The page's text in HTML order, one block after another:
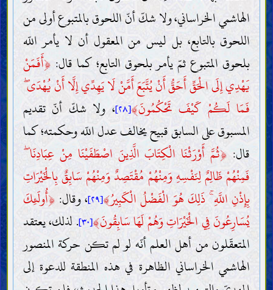
الهاشمي الخراساني، ولا شكّ أنّ اللحوق بالمتبوع أولى من
اللحوق بالتابع، بل ليس من المعقول أن لا يأمر اللّه
بلحوق المتبوع ثمّ يأمر بلحوق التابع؛ كما قال: ﴿أَفَمَنْ
يَهْدِي إِلَى الْحَقِّ أَحَقُّ أَنْ يُتَّبَعَ أَمَّنْ لَا يَهِدِّي إِلَّا أَنْ يُهْدَى ۖ
فَمَا لَكُمْ كَيْفَ تَحْكُمُونَ﴾[٢٨]
، ولا شكّ أنّ تقديم
المسبوق على السابق قبيح يخالف عدل اللّه وحكمته؛ كما
قال: ﴿ثُمَّ أَوْرَثْنَا الْكِتَابَ الَّذِينَ اصْطَفَيْنَا مِنْ عِبَادِنَا ۖ
فَمِنْهُمْ ظَالِمٌ لِنَفْسِهِ وَمِنْهُمْ مُقْتَصِدٌ وَمِنْهُمْ سَابِقٌ بِالْخَيْرَاتِ
بِإِذْنِ اللَّهِ ۚ ذَلِكَ هُوَ الْفَضْلُ الْكَبِيرُ﴾[٢٩] ، وقال: ﴿أُولَئِكَ
يُسَارِعُونَ فِي الْخَيْرَاتِ وَهُمْ لَهَا سَابِقُونَ﴾[٣٠] . لذلك، يعتقد
المتعقّلون من أهل العلم أنّه لو لم تكن حركة المنصور
الهاشمي الخراساني الظاهرة في هذه المنطقة للدعوة إلى